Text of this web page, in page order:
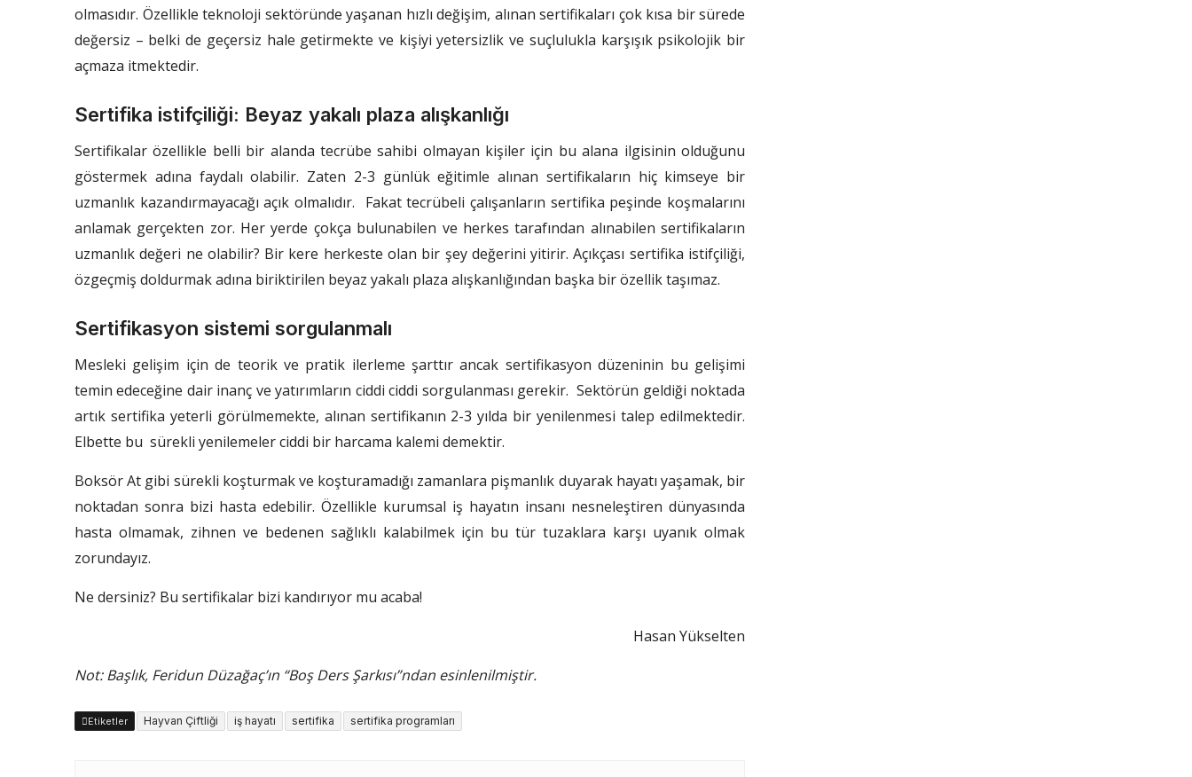
olmasıdır. Özellikle teknoloji sektöründe yaşanan hızlı değişim, alınan sertifikaları çok kısa bir sürede
değersiz – belki de geçersiz hale getirmekte ve kişiyi yetersizlik ve suçlulukla karşışık psikolojik bir
açmaza itmektedir.
Sertifika istifçiliği: Beyaz yakalı plaza alışkanlığı
Sertifikalar özellikle belli bir alanda tecrübe sahibi olmayan kişiler için bu alana ilgisinin olduğunu
göstermek adına faydalı olabilir. Zaten 2-3 günlük eğitimle alınan sertifikaların hiç kimseye bir
uzmanlık kazandırmayacağı açık olmalıdır. Fakat tecrübeli çalışanların sertifika peşinde koşmalarını
anlamak gerçekten zor. Her yerde çokça bulunabilen ve herkes tarafından alınabilen sertifikaların
uzmanlık değeri ne olabilir? Bir kere herkeste olan bir şey değerini yitirir. Açıkçası sertifika istifçiliği,
özgeçmiş doldurmak adına biriktirilen beyaz yakalı plaza alışkanlığından başka bir özellik taşımaz.
Sertifikasyon sistemi sorgulanmalı
Mesleki gelişim için de teorik ve pratik ilerleme şarttır ancak sertifikasyon düzeninin bu gelişimi
temin edeceğine dair inanç ve yatırımların ciddi ciddi sorgulanması gerekir. Sektörün geldiği noktada
artık sertifika yeterli görülmemekte, alınan sertifikanın 2-3 yılda bir yenilenmesi talep edilmektedir.
Elbette bu sürekli yenilemeler ciddi bir harcama kalemi demektir.
Boksör At gibi sürekli koşturmak ve koşturamadığı zamanlara pişmanlık duyarak hayatı yaşamak, bir
noktadan sonra bizi hasta edebilir. Özellikle kurumsal iş hayatın insanı nesneleştiren dünyasında
hasta olmamak, zihnen ve bedenen sağlıklı kalabilmek için bu tür tuzaklara karşı uyanık olmak
zorundayız.
Ne dersiniz? Bu sertifikalar bizi kandırıyor mu acaba!
Hasan Yükselten
Not: Başlık, Feridun Düzağaç’ın “Boş Ders Şarkısı”ndan esinlenilmiştir.
Etiketler Hayvan Çiftliği iş hayatı sertifika sertifika programları